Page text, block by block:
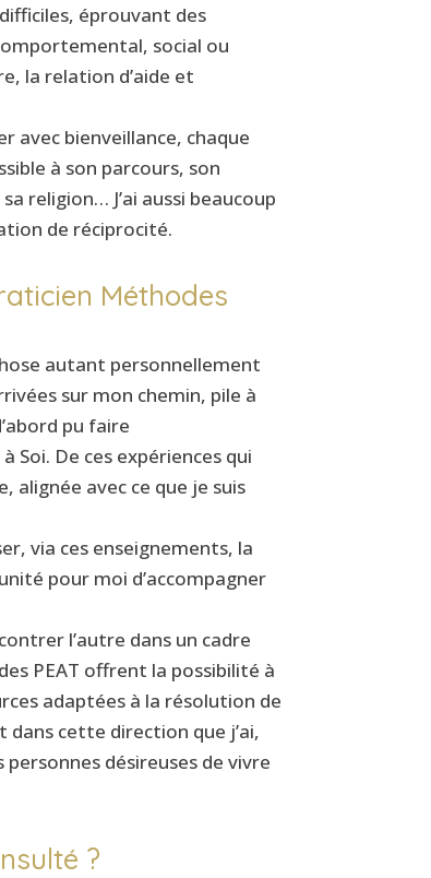
éprouvant des
social ou
la relation d’aide et
avec bienveillance, chaque
à son parcours, son
religion… J’ai aussi beaucoup
de réciprocité.
Méthodes
autant personnellement
sur mon chemin, pile à
pu faire
Soi. De ces expériences qui
alignée avec ce que je suis
via ces enseignements, la
pour moi d’accompagner
l’autre dans un cadre
PEAT offrent la possibilité à
adaptées à la résolution de
dans cette direction que j’ai,
désireuses de vivre
?